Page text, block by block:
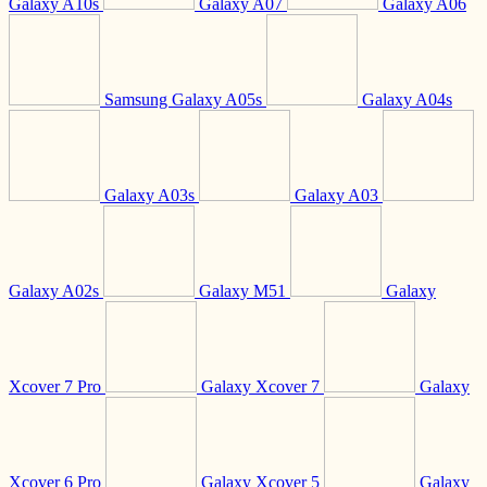
Galaxy A10s Galaxy A07 Galaxy A06
Samsung Galaxy A05s Galaxy A04s
Galaxy A03s Galaxy A03
Galaxy A02s Galaxy M51 Galaxy
Xcover 7 Pro Galaxy Xcover 7 Galaxy
Xcover 6 Pro Galaxy Xcover 5 Galaxy